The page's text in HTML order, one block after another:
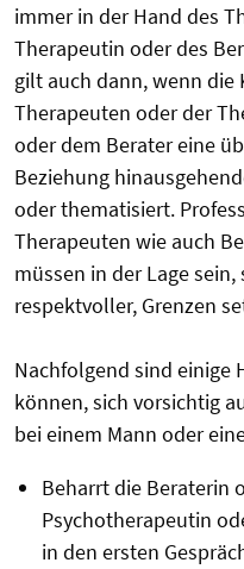
immer in der Hand des
Therapeutin oder des
gilt auch dann, wenn
Therapeuten oder der
oder dem Berater eine
Beziehung
oder thematisiert.
Therapeuten wie auch
müssen in der Lage
respektvoller, Grenzen
Nachfolgend sind einige
können, sich vorsichtig
bei einem Mann oder
Beharrt die Beraterin
Psychotherapeutin
in den ersten